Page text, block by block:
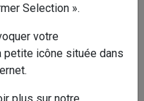
Selection ».
votre
petite icône située dans
plus sur notre
l’utilisateur change
rester sur le même
durée de sa session ;
le site de la langue ou
pays depuis lequel il